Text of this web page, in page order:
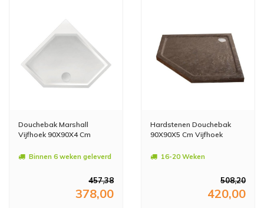
Douchebak Marshall
Vijfhoek 90X90X4 Cm
Binnen 6 weken geleverd
457,38
378,00
Hardstenen Douchebak
90X90X5 Cm Vijfhoek
16-20 Weken
508,20
420,00